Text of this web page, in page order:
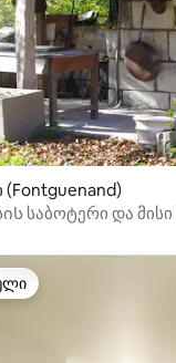
საბოტერი და მისი